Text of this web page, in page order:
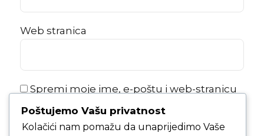
Web stranica
Spremi moje ime, e-poštu i web-stranicu
u ovom internet pregledniku za sljedeći
put kada budem komentirao.
Poštujemo Vašu privatnost
Kolačići nam pomažu da unaprijedimo Vaše